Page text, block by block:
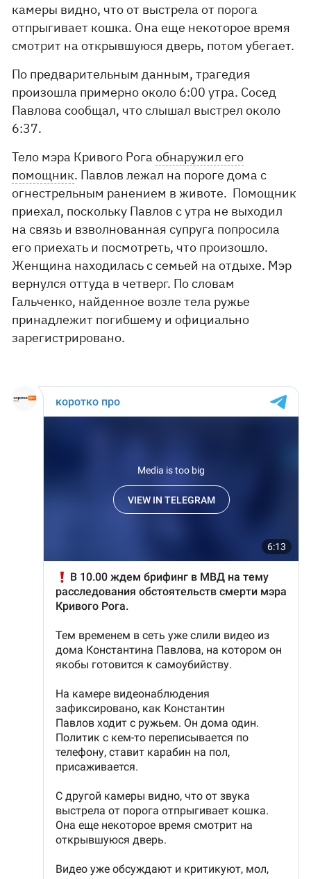
камеры видно, что от выстрела от порога
отпрыгивает кошка. Она еще некоторое время
смотрит на открывшуюся дверь, потом убегает.
По предварительным данным, трагедия
произошла примерно около 6:00 утра. Сосед
Павлова сообщал, что слышал выстрел около
6:37.
Тело мэра Кривого Рогаобнаружил его
помощник. Павлов лежал на пороге дома с
огнестрельным ранением в животе. Помощник
приехал, поскольку Павлов с утра не выходил
на связь и взволнованная супруга попросила
его приехать и посмотреть, что произошло.
Женщина находилась с семьей на отдыхе. Мэр
вернулся оттуда в четверг. По словам
Гальченко, найденное возле тела ружье
принадлежит погибшему и официально
зарегистрировано.